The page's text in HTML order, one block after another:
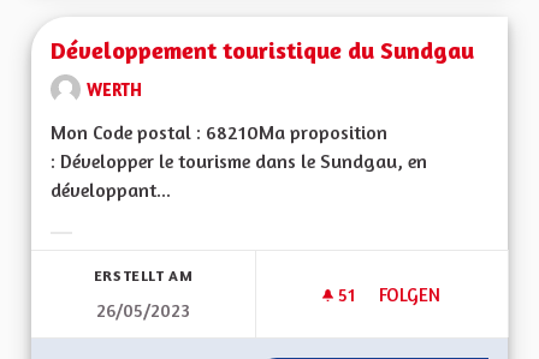
Développement touristique du Sundgau
WERTH
Mon Code postal : 68210Ma proposition
: Développer le tourisme dans le Sundgau, en
développant...
ERSTELLT AM
26/05/2023
51 51 FOLLOWER
FOLGEN
DÉVELOPPEMENT